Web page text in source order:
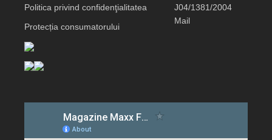
Politica privind confidenţialitatea
Protecția consumatorului
J04/1381/2004
Mail